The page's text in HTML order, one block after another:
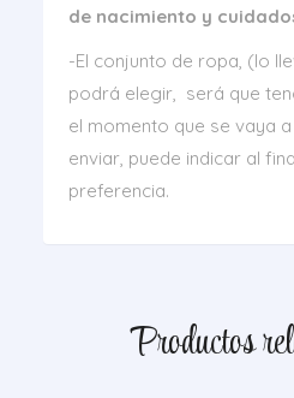
de nacimiento y
-El conjunto de ropa, (lo
podrá elegir, será que
el momento que se vaya
enviar, puede indicar al
preferencia.
Productos